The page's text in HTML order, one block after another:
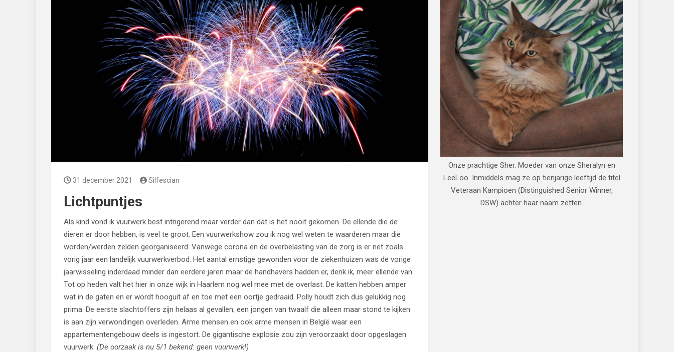
31 december 2021 Silfescian
Lichtpuntjes
Als kind vond ik vuurwerk best intrigerend maar verder dan dat is het nooit gekomen. De ellende die de
dieren er door hebben, is veel te groot. Een vuurwerkshow zou ik nog wel weten te waarderen maar die
worden/werden zelden georganiseerd. Vanwege corona en de overbelasting van de zorg is er net zoals
vorig jaar een landelijk vuurwerkverbod. Het aantal ernstige gewonden voor de ziekenhuizen was de vorige
jaarwisseling inderdaad minder dan eerdere jaren maar de handhavers hadden er, denk ik, meer ellende van.
Tot op heden valt het hier in onze wijk in Haarlem nog wel mee met de overlast. De katten hebben amper
wat in de gaten en er wordt hooguit af en toe met een oortje gedraaid. Polly houdt zich dus gelukkig nog
prima. De eerste slachtoffers zijn helaas al gevallen; een jongen van twaalf die alleen maar stond te kijken
is aan zijn verwondingen overleden. Arme mensen en ook arme mensen in België waar een
appartementengebouw deels is ingestort. De gigantische explosie zou zijn veroorzaakt door opgeslagen
vuurwerk. (De oorzaak is nu 5/1 bekend: geen vuurwerk!)
Onze prachtige Sher. Moeder van onze Sheralyn en
LeeLoo. Inmiddels mag ze op tienjarige leeftijd de titel
Veteraan Kampioen (Distinguished Senior Winner,
DSW) achter haar naam zetten.